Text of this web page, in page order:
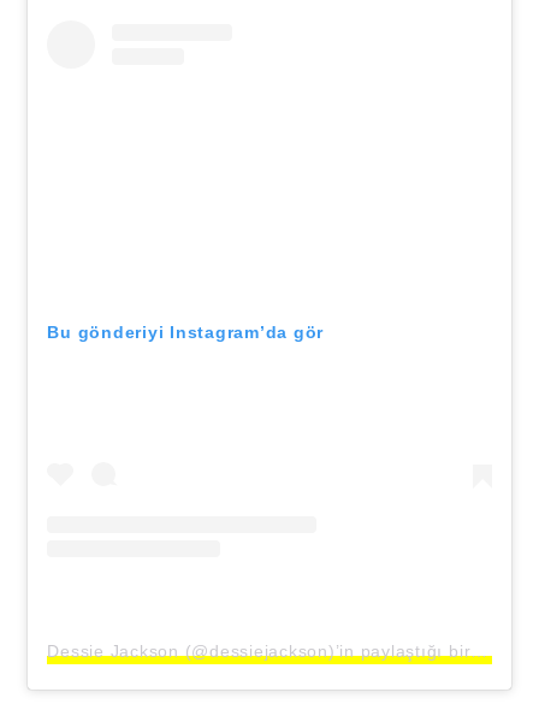
Bu gönderiyi Instagram’da gör